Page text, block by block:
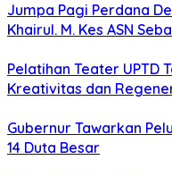
Jumpa Pagi Perdana
Khairul. M. Kes ASN
Pelatihan Teater UPTD
Kreativitas dan
Gubernur Tawarkan
14 Duta Besar